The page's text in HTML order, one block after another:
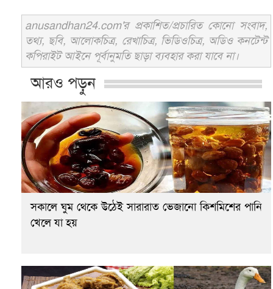
anusandhan24.com'র প্রকাশিত/প্রচারিত কোনো সংবাদ,
তথ্য, ছবি, আলোকচিত্র, রেখাচিত্র, ভিডিওচিত্র, অডিও কনটেন্ট
কপিরাইট আইনে পূর্বানুমতি ছাড়া ব্যবহার করা যাবে না।
আরও পড়ুন
সকালে ঘুম থেকে উঠেই সারারাত ভেজানো কিশমিশের পানি
খেলে যা হয়